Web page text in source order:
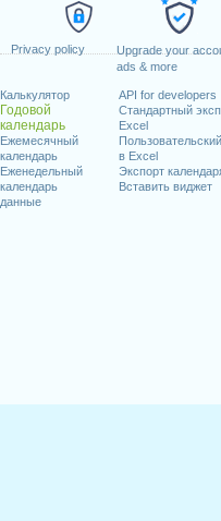
Privacy policy
Upgrade your
ads & more
Калькулятор
Годовой
календарь
Ежемесячный
календарь
Еженедельный
календарь
данные
API for developers
Стандартный
Excel
в Excel
Экспорт
Вставить виджет